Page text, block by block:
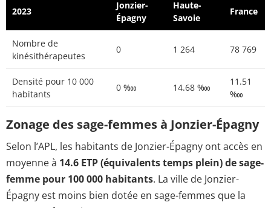
2023
Jonzier-
Épagny
Haute-
Savoie
France
Nombre de
kinésithérapeutes
0 1 264 78 769
Densité pour 10 000
habitants
0 ‱ 14.68 ‱
11.51
‱
Zonage des sage-femmes à Jonzier-Épagny
Selon l’APL, les habitants de Jonzier-Épagny ont accès en
moyenne à 14.6 ETP (équivalents temps plein) de sage-
femme pour 100 000 habitants. La ville de Jonzier-
Épagny est moins bien dotée en sage-femmes que la